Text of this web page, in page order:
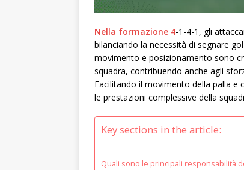
Nella formazione 4-1-4-1, gli
bilanciando la necessità di segnare
movimento e posizionamento sono
squadra, contribuendo anche agli
Facilitando il movimento della palla e
le prestazioni complessive della
Key sections in the article:
Quali sono le principali responsabilità